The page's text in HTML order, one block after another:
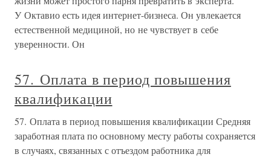
У Октавио есть идея интернет-бизнеса. Он увлекается
естественной медициной, но не чувствует в себе
уверенности. Он
57. Оплата в период повышения
квалификации
57. Оплата в период повышения квалификации Средняя
заработная плата по основному месту работы сохраняется
в случаях, связанных с отъездом работника для